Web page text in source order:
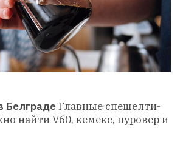
БелградеГлавные спешелти-
найти V60, кемекс, пуровер и